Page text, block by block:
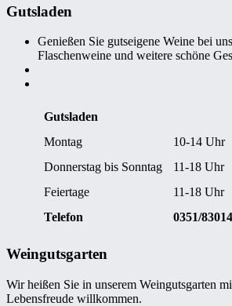
Gutsladen
Genießen Sie gutseigene Weine bei
Flaschenweine und weitere schöne
Gutsladen
Montag
10-14 Uhr
Donnerstag bis Sonntag
11-18 Uhr
Feiertage
11-18 Uhr
Telefon
0351/
Weingutsgarten
Wir heißen Sie in unserem Weingutsgarten
Lebensfreude willkommen.